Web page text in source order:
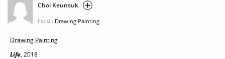
Choi Keunsuk
Field : Drawing Painting
Drawing Painting
Life, 2018